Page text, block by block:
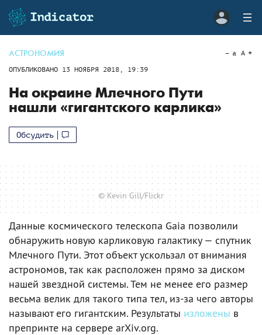
АСТРОНОМИЯ
ОПУБЛИКОВАНО 13 НОЯБРЯ 2018, 19:39
a A
На окраине Млечного Пути
нашли «гигантского карлика»
Обсудить
© Kevin Gill/Flickr
Данные космического телескопа Gaia позволили
обнаружить новую карликовую галактику — спутник
Млечного Пути. Этот объект ускользал от внимания
астрономов, так как расположен прямо за диском
нашей звездной системы. Тем не менее его размер
весьма велик для такого типа тел, из-за чего авторы
называют его гигантским. Результаты изложены в
препринте на сервере arXiv.org.